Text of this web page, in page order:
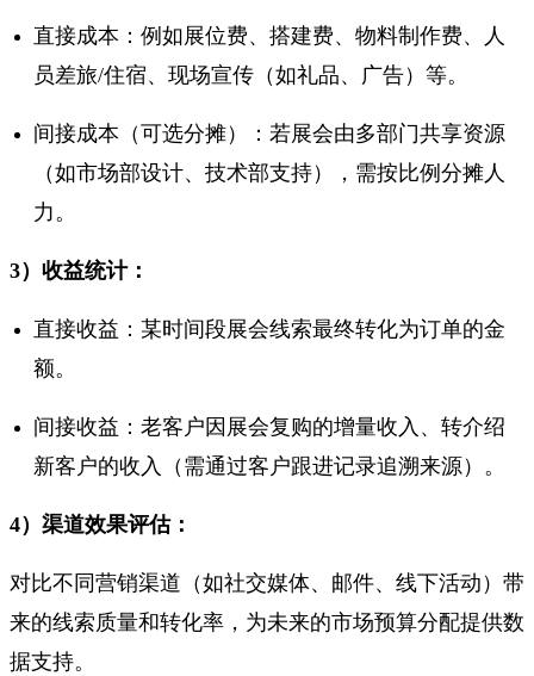
直接成本：例如展位费、搭建费、物料制作费、人
员差旅/住宿、现场宣传（如礼品、广告）等。
间接成本（可选分摊）：若展会由多部门共享资源
（如市场部设计、技术部支持），需按比例分摊人
力。
3）收益统计：
直接收益：某时间段展会线索最终转化为订单的金
额。
间接收益：老客户因展会复购的增量收入、转介绍
新客户的收入（需通过客户跟进记录追溯来源）。
4）渠道效果评估：
对比不同营销渠道（如社交媒体、邮件、线下活动）带
来的线索质量和转化率，为未来的市场预算分配提供数
据支持。